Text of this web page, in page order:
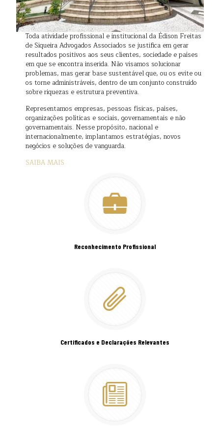
Toda atividade profissional e institucional da Édison Freitas
de Siqueira Advogados Associados se justifica em gerar
resultados positivos aos seus clientes, sociedade e países
em que se encontra inserida. Não visamos solucionar
problemas, mas gerar base sustentável que, ou os evite ou
os torne administráveis, dentro de um conjunto construído
sobre riquezas e estrutura preventiva.
Representamos empresas, pessoas físicas, países,
organizações políticas e sociais, governamentais e não
governamentais. Nesse propósito, nacional e
internacionalmente, implantamos estratégias, novos
negócios e soluções de vanguarda.
SAIBA MAIS
Reconhecimento Profissional
Certificados e Declarações Relevantes